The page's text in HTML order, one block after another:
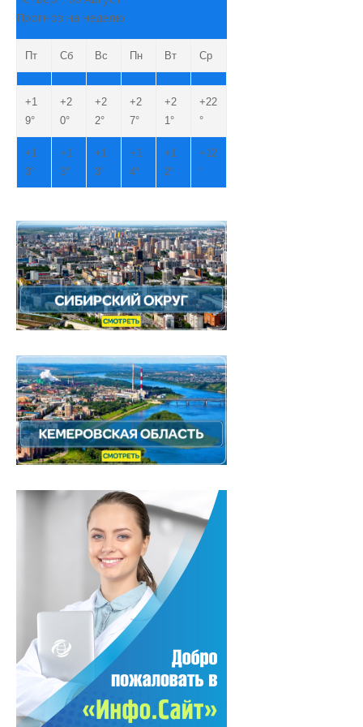
Прогноз на неделю
Пт Сб Вс Пн Вт Ср
+1
9°
+2
0°
+2
2°
+2
7°
+2
1°
+22
°
+1
3°
+1
3°
+1
3°
+1
4°
+1
2°
+12
°